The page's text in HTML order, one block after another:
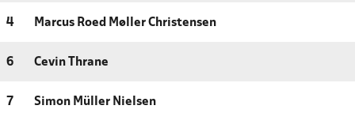
4 Marcus Roed Møller Christensen
6 Cevin Thrane
7 Simon Müller Nielsen